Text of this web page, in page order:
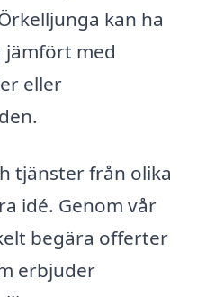
kan ha
jämfört med
eller
tjänster från olika
idé. Genom vår
begära offerter
erbjuder